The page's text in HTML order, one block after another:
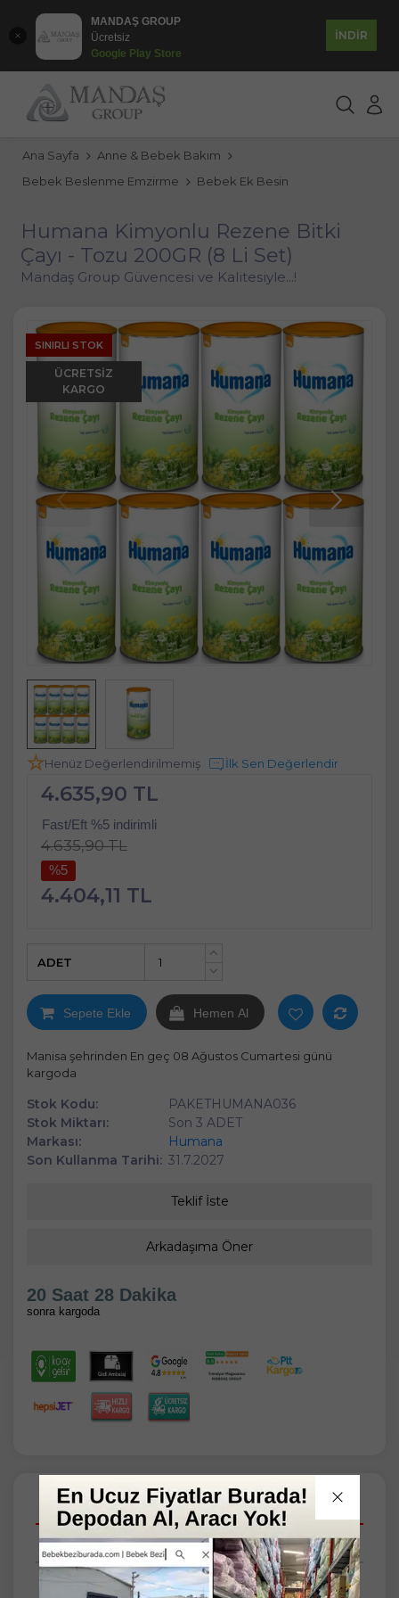
MANDAŞ GROUP
Ücretsiz
Google Play Store
İNDİR
Ana Sayfa
Anne & Bebek Bakım
Bebek Beslenme Emzirme
Bebek Ek Besin
Humana Kimyonlu Rezene Bitki
Çayı - Tozu 200GR (8 Li Set)
Mandaş Group Güvencesi ve Kalitesiyle...!
SINIRLI STOK
ÜCRETSIZ
KARGO
Henüz Değerlendirilmemiş İlk Sen Değerlendir
4.635,90 TL
Fast/Eft %5 indirimli
4.635,90 TL
%5
4.404,11 TL
+
ADET
Sepete Ekle Hemen Al
Manisa şehrinden En geç 08 Ağustos Cumartesi günü
kargoda
Stok Kodu:
PAKETHUMANA036
Stok Miktarı:
Son 3 ADET
Markası:
Humana
Son Kullanma Tarihi: 31.7.2027
Teklif İste
Arkadaşıma Öner
20 Saat 28 Dakika
sonra kargoda
Açıklamalar
Taksit Seçenekleri
Tüm Yorumlar